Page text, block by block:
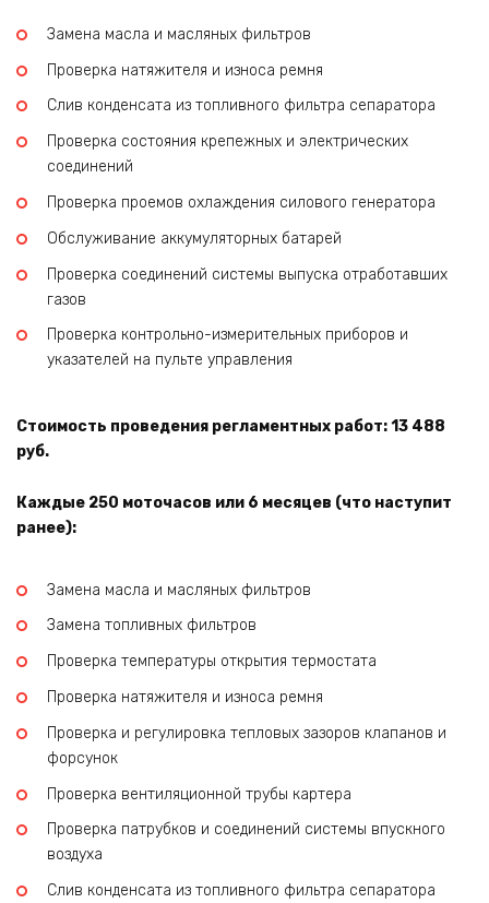
Замена масла и масляных фильтров
Проверка натяжителя и износа ремня
Слив конденсата из топливного фильтра сепаратора
Проверка состояния крепежных и электрических
соединений
Проверка проемов охлаждения силового генератора
Обслуживание аккумуляторных батарей
Проверка соединений системы выпуска отработавших
газов
Проверка контрольно-измерительных приборов и
указателей на пульте управления
Стоимость проведения регламентных работ: 13 488
руб.
Каждые 250 моточасов или 6 месяцев (что наступит
ранее):
Замена масла и масляных фильтров
Замена топливных фильтров
Проверка температуры открытия термостата
Проверка натяжителя и износа ремня
Проверка и регулировка тепловых зазоров клапанов и
форсунок
Проверка вентиляционной трубы картера
Проверка патрубков и соединений системы впускного
воздуха
Слив конденсата из топливного фильтра сепаратора